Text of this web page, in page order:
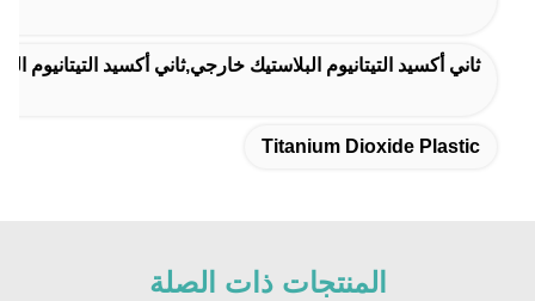
ثاني أكسيد التيتانيوم البلاستيك خارجي,ثاني أكسيد التيتانيوم البلاستيك صناعي,94% ثاني أكسيد
Titanium Dioxide Plastic
المنتجات ذات الصلة